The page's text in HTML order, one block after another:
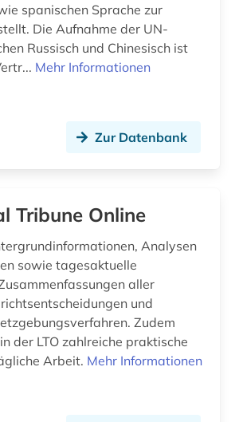
richtlinien (1)
römisches recht (1)
sozialrecht (1)
sozialwissenschaften (4)
(2)
steuerrecht (2)
spanischen Sprache zur
Die Aufnahme der UN-
Russisch und Chinesisch ist
Mehr Informationen
Zur Datenbank
Tribune Online
Analysen
sowie tagesaktuelle
aller
und
Zudem
der LTO zahlreiche praktische
Arbeit. Mehr Informationen